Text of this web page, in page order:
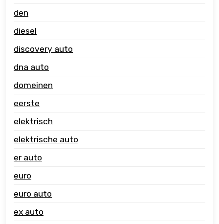
den
diesel
discovery auto
dna auto
domeinen
eerste
elektrisch
elektrische auto
er auto
euro
euro auto
ex auto